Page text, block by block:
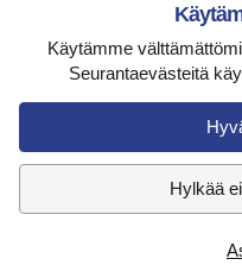
Käytämme
Seurantaevästeitä
Hylkää